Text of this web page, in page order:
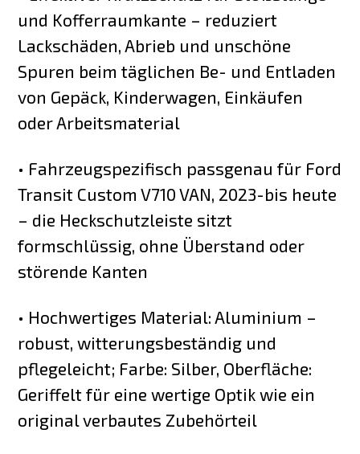
und Kofferraumkante – reduziert
Lackschäden, Abrieb und unschöne
Spuren beim täglichen Be- und Entladen
von Gepäck, Kinderwagen, Einkäufen
oder Arbeitsmaterial
• Fahrzeugspezifisch passgenau für Ford
Transit Custom V710 VAN, 2023-bis heute
– die Heckschutzleiste sitzt
formschlüssig, ohne Überstand oder
störende Kanten
• Hochwertiges Material: Aluminium –
robust, witterungsbeständig und
pflegeleicht; Farbe: Silber, Oberfläche:
Geriffelt für eine wertige Optik wie ein
original verbautes Zubehörteil